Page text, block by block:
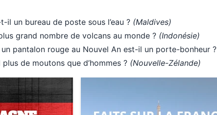
il un bureau de poste sous l’eau ? (Maldives)
grand nombre de volcans au monde ? (Indonésie)
pantalon rouge au Nouvel An est-il un porte-bonheur ?
de moutons que d’hommes ? (Nouvelle-Zélande)